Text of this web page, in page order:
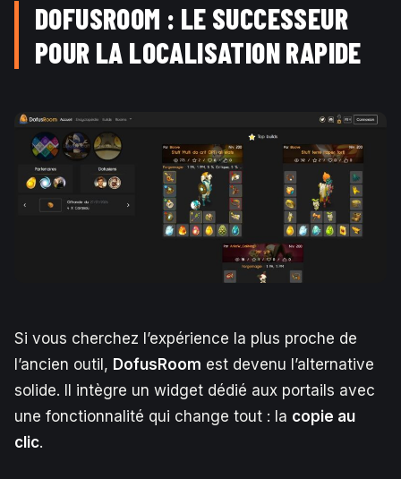
DOFUSROOM : LE SUCCESSEUR
POUR LA LOCALISATION RAPIDE
Si vous cherchez l’expérience la plus proche de
l’ancien outil, DofusRoom est devenu l’alternative
solide. Il intègre un widget dédié aux portails avec
une fonctionnalité qui change tout : la copie au
clic.